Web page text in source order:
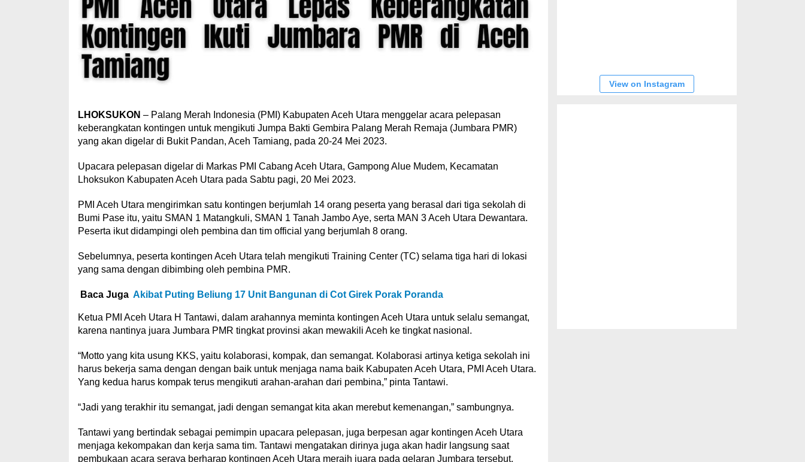
LHOKSUKON – Palang Merah Indonesia (PMI) Kabupaten Aceh Utara menggelar acara pelepasan
keberangkatan kontingen untuk mengikuti Jumpa Bakti Gembira Palang Merah Remaja (Jumbara PMR)
yang akan digelar di Bukit Pandan, Aceh Tamiang, pada 20-24 Mei 2023.
Upacara pelepasan digelar di Markas PMI Cabang Aceh Utara, Gampong Alue Mudem, Kecamatan
Lhoksukon Kabupaten Aceh Utara pada Sabtu pagi, 20 Mei 2023.
PMI Aceh Utara mengirimkan satu kontingen berjumlah 14 orang peserta yang berasal dari tiga sekolah di
Bumi Pase itu, yaitu SMAN 1 Matangkuli, SMAN 1 Tanah Jambo Aye, serta MAN 3 Aceh Utara Dewantara.
Peserta ikut didampingi oleh pembina dan tim official yang berjumlah 8 orang.
Sebelumnya, peserta kontingen Aceh Utara telah mengikuti Training Center (TC) selama tiga hari di lokasi
yang sama dengan dibimbing oleh pembina PMR.
Baca Juga Akibat Puting Beliung 17 Unit Bangunan di Cot Girek Porak Poranda
Ketua PMI Aceh Utara H Tantawi, dalam arahannya meminta kontingen Aceh Utara untuk selalu semangat,
karena nantinya juara Jumbara PMR tingkat provinsi akan mewakili Aceh ke tingkat nasional.
“Motto yang kita usung KKS, yaitu kolaborasi, kompak, dan semangat. Kolaborasi artinya ketiga sekolah ini
harus bekerja sama dengan dengan baik untuk menjaga nama baik Kabupaten Aceh Utara, PMI Aceh Utara.
Yang kedua harus kompak terus mengikuti arahan-arahan dari pembina,” pinta Tantawi.
“Jadi yang terakhir itu semangat, jadi dengan semangat kita akan merebut kemenangan,” sambungnya.
Tantawi yang bertindak sebagai pemimpin upacara pelepasan, juga berpesan agar kontingen Aceh Utara
menjaga kekompakan dan kerja sama tim. Tantawi mengatakan dirinya juga akan hadir langsung saat
pembukaan acara seraya berharap kontingen Aceh Utara meraih juara pada gelaran Jumbara tersebut.
View on Instagram